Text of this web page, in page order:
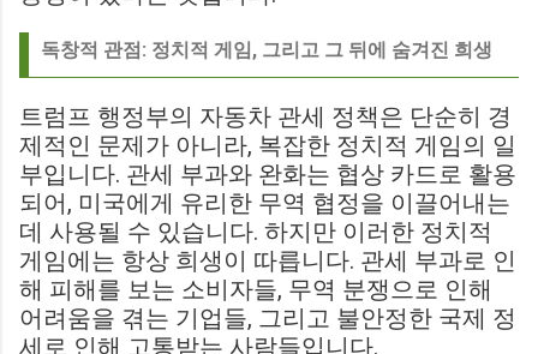
독창적 관점: 정치적 게임, 그리고 그 뒤에 숨겨진 희생
트럼프 행정부의 자동차 관세 정책은 단순히 경
제적인 문제가 아니라, 복잡한 정치적 게임의 일
부입니다. 관세 부과와 완화는 협상 카드로 활용
되어, 미국에게 유리한 무역 협정을 이끌어내는
데 사용될 수 있습니다. 하지만 이러한 정치적
게임에는 항상 희생이 따릅니다. 관세 부과로 인
해 피해를 보는 소비자들, 무역 분쟁으로 인해
어려움을 겪는 기업들, 그리고 불안정한 국제 정
세로 인해 고통받는 사람들입니다.